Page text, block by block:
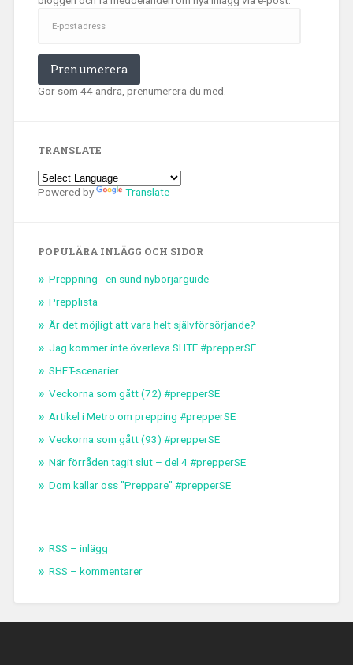
postadress
Prenumerera
Gör som 44 andra, prenumerera du med.
TRANSLATE
Powered by Translate
POPULÄRA INLÄGG OCH SIDOR
Preppning - en sund nybörjarguide
Prepplista
Är det möjligt att vara helt självförsörjande?
Jag kommer inte överleva SHTF #prepperSE
SHFT-scenarier
Veckorna som gått (72) #prepperSE
Artikel i Metro om prepping #prepperSE
Veckorna som gått (93) #prepperSE
När förråden tagit slut – del 4 #prepperSE
Dom kallar oss "Preppare" #prepperSE
RSS – inlägg
RSS – kommentarer